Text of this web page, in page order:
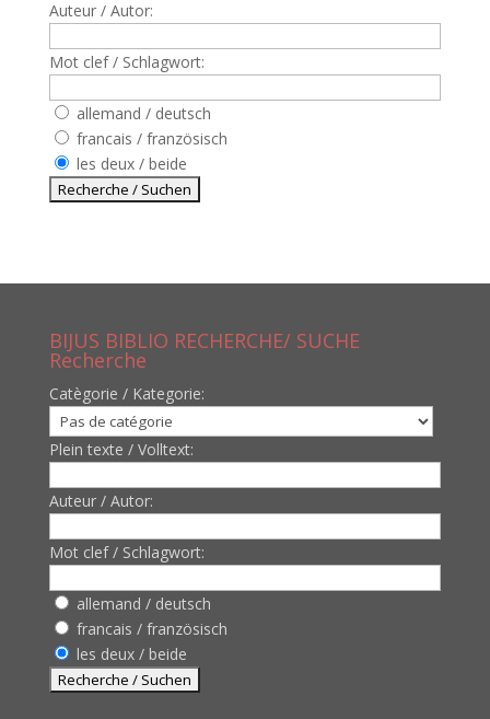
Auteur / Autor:
Mot clef / Schlagwort:
allemand / deutsch
francais / französisch
les deux / beide
BIJUS BIBLIO RECHERCHE/ SUCHE
Recherche
Catègorie / Kategorie:
Plein texte / Volltext:
Auteur / Autor:
Mot clef / Schlagwort:
allemand / deutsch
francais / französisch
les deux / beide